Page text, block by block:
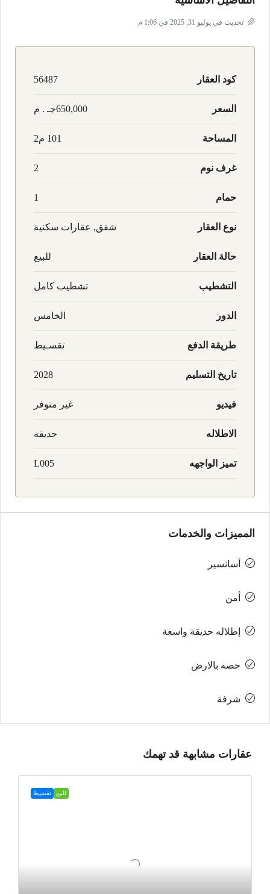
تحديث في يوليو 31, 2025 في 1:06 م
كود العقار 56487
السعر 650,000جـ . م
المساحة 101 م2
غرف نوم 2
حمام 1
نوع العقار شقق, عقارات سكنية
حالة العقار للبيع
التشطيب تشطيب كامل
الدور الخامس
طريقة الدفع تقسـيط
تاريخ التسليم 2028
فيديو غير متوفر
الاطلاله حديقه
تميز الواجهه L005
المميزات والخدمات
أسانسير
أمن
إطلاله حديقة واسعة
حصه بالارض
شرفة
عقارات مشابهة قد تهمك
للبيع تقسيط